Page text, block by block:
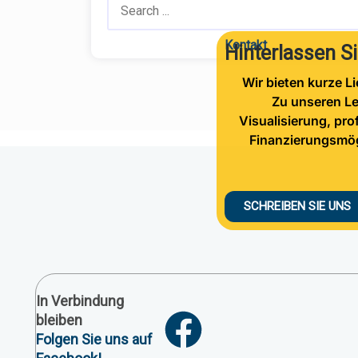
Kontakt
Hinterlassen
Wir bieten kurze
Zu unseren
Visualisierung,
SCHREIBEN SIE UNS
In Verbindung
bleiben
Folgen Sie uns auf